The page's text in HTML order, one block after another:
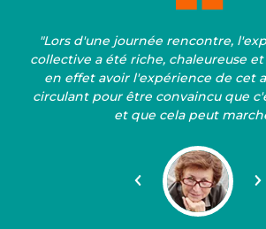
"Lors d'une journée rencontre,
collective a été riche, chaleureuse
en effet avoir l'expérience de cet
circulant pour être convaincu que
et que cela peut
Précédent